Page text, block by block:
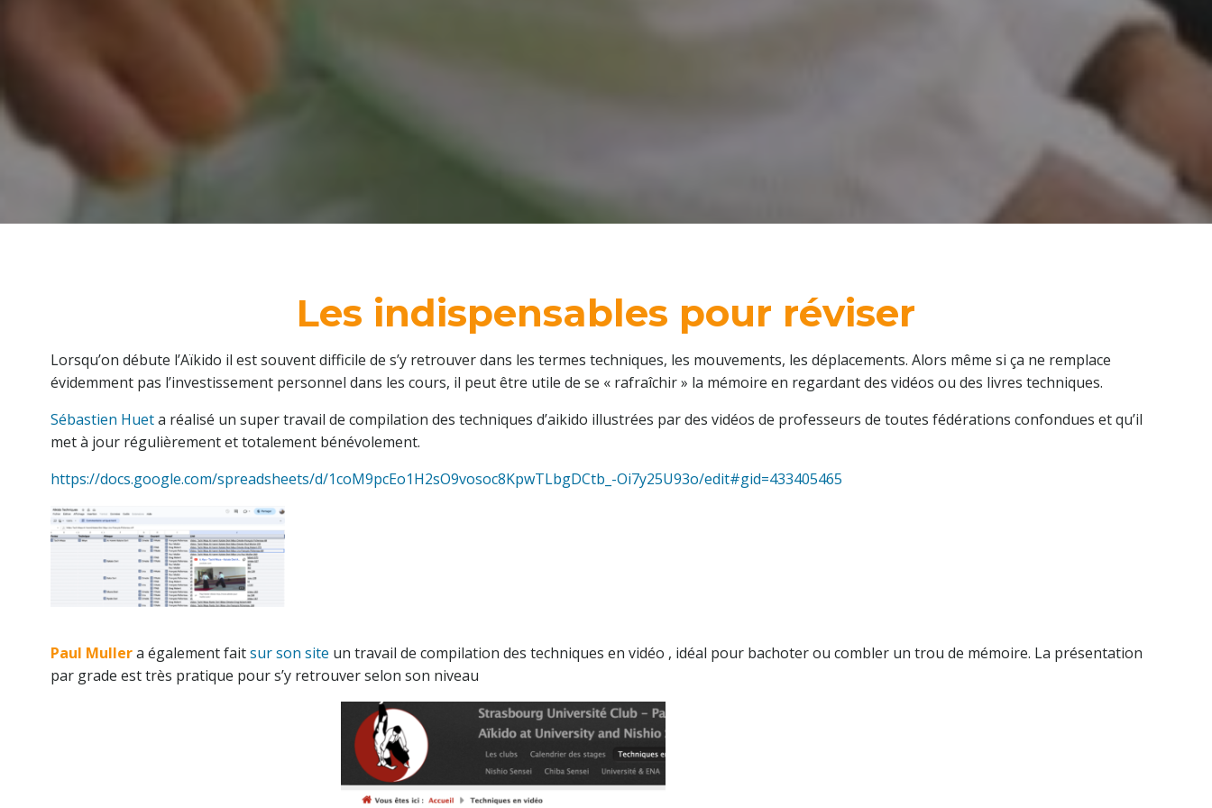
Les indispensables pour réviser
Lorsqu’on débute l’Aïkido il est souvent difficile de s’y retrouver dans les termes techniques, les mouvements, les déplacements. Alors même si ça ne remplace
évidemment pas l’investissement personnel dans les cours, il peut être utile de se « rafraîchir » la mémoire en regardant des vidéos ou des livres techniques.
Sébastien Hueta réalisé un super travail de compilation des techniques d’aikido illustrées par des vidéos de professeurs de toutes fédérations confondues et qu’il
met à jour régulièrement et totalement bénévolement.
https://docs.google.com/spreadsheets/d/1coM9pcEo1H2sO9vosoc8KpwTLbgDCtb_-Oi7y25U93o/edit#gid=433405465
Paul Mullera également faitsur son site un travail de compilation des techniques en vidéo , idéal pour bachoter ou combler un trou de mémoire. La présentation
par grade est très pratique pour s’y retrouver selon son niveau